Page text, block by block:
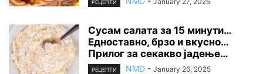
РЕЦЕПТИ
Сусам салата за 15 минути…
Едноставно, брзо и вкусно…
Прилог за секакво јадење…
РЕЦЕПТИ NMD - January 26, 2025